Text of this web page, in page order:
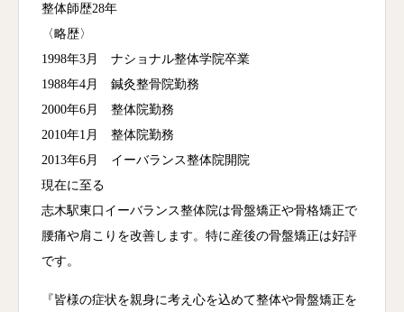
整体師歴28年
〈略歴〉
1998年3月 ナショナル整体学院卒業
1988年4月 鍼灸整骨院勤務
2000年6月 整体院勤務
2010年1月 整体院勤務
2013年6月 イーバランス整体院開院
現在に至る
志木駅東口イーバランス整体院は骨盤矯正や骨格矯正で
腰痛や肩こりを改善します。特に産後の骨盤矯正は好評
です。
『皆様の症状を親身に考え心を込めて整体や骨盤矯正を